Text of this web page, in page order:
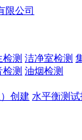
测 洁净室检测
检测 油烟检测
创建 水平衡测